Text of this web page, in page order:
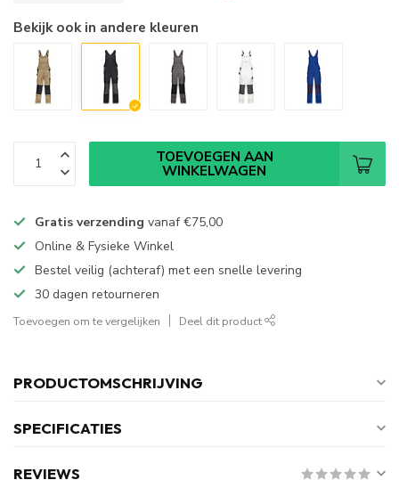
Bekijk ook in andere kleuren
TOEVOEGEN AAN
WINKELWAGEN
Gratis verzending vanaf€75,00
Online & Fysieke Winkel
Bestel veilig (achteraf) met een snelle levering
30 dagen retourneren
Toevoegen om te vergelijken Deel dit product
PRODUCTOMSCHRIJVING
SPECIFICATIES
REVIEWS